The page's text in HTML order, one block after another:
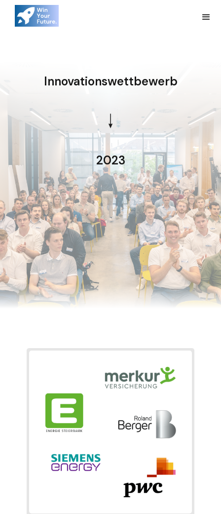
Innovationswettbewerb
2023